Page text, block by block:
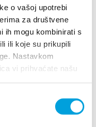
o vašoj upotrebi
za društvene
ih mogu kombinirati s
ili koje su prikupili
Nastavkom
vi prihvaćate našu
Kaštel Lukšić